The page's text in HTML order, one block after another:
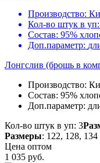
Производство:
Кол-во штук в уп:
Состав: 95%
Доп.параметр:
Лонгслив (брошь в
Производство:
Состав: 95%
Доп.параметр:
Кол-во штук в уп: 3
Размеры: 122, 128, 134
Цена оптом
1 035 руб.